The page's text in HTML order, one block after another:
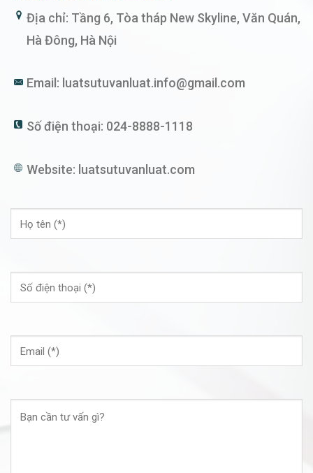
Địa chỉ: Tầng 6, Tòa tháp New Skyline, Văn Quán,
Hà Đông, Hà Nội
Email: luatsutuvanluat.info@gmail.com
Số điện thoại: 024-8888-1118
Website: luatsutuvanluat.com